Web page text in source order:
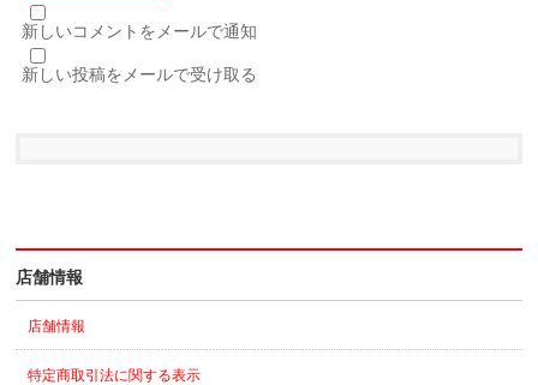
新しいコメントをメールで通知
新しい投稿をメールで受け取る
店舗情報
店舗情報
特定商取引法に関する表示